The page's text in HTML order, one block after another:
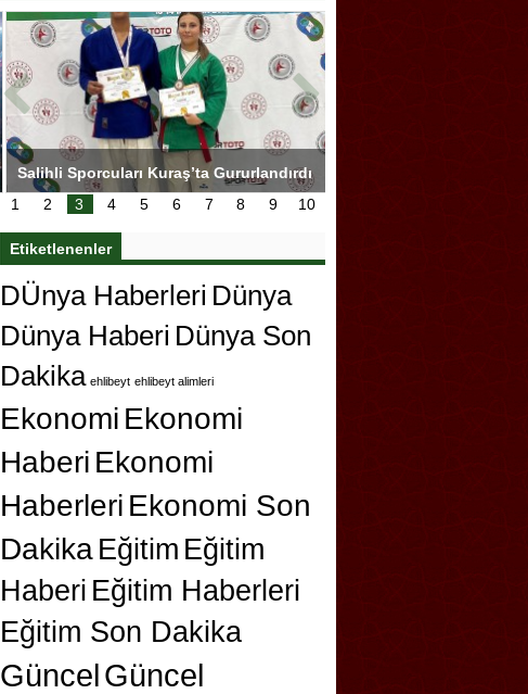
Salihli Sporcuları Kuraş’ta Gururlandırdı
1 2 3 4 5 6 7 8 9 10
Etiketlenenler
DÜnya Haberleri Dünya
Dünya Haberi Dünya Son
Dakika ehlibeyt ehlibeyt alimleri
Ekonomi Ekonomi
Haberi Ekonomi
Haberleri Ekonomi Son
Dakika Eğitim Eğitim
Haberi Eğitim Haberleri
Eğitim Son Dakika
GüncelGüncel